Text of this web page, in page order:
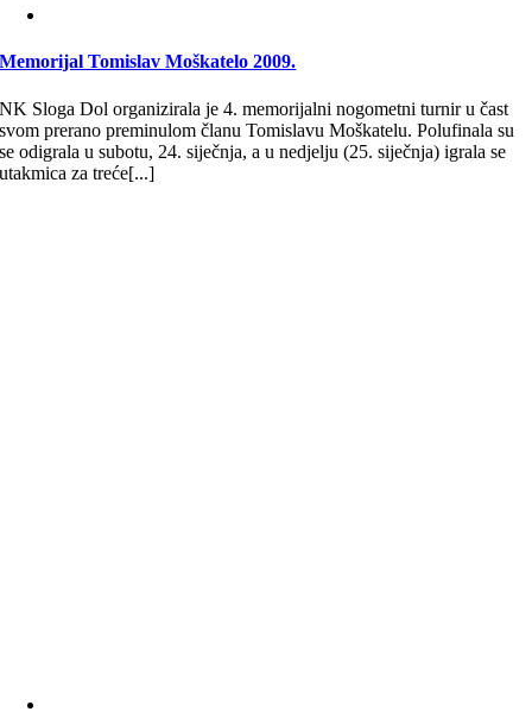
Memorijal Tomislav Moškatelo 2009.
NK Sloga Dol organizirala je 4. memorijalni nogometni turnir u čast
svom prerano preminulom članu Tomislavu Moškatelu. Polufinala su
se odigrala u subotu, 24. siječnja, a u nedjelju (25. siječnja) igrala se
utakmica za treće[...]